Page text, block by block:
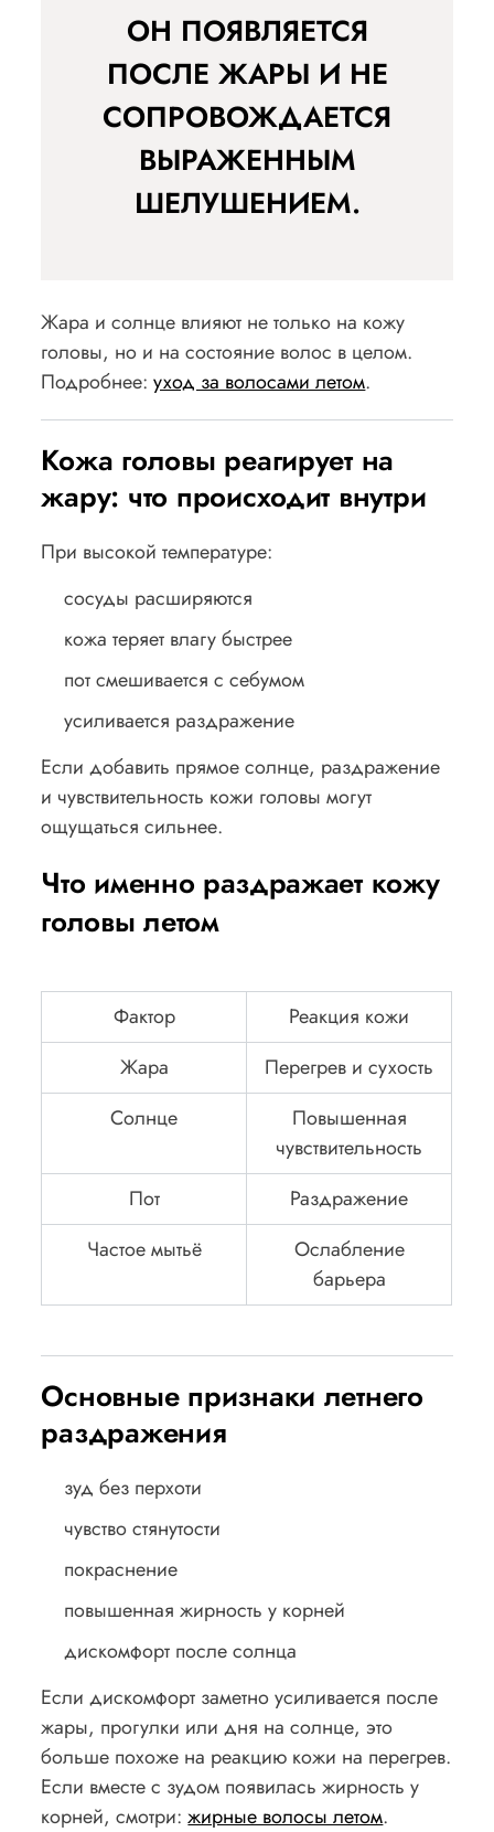
ОН ПОЯВЛЯЕТСЯ
ПОСЛЕ ЖАРЫ И НЕ
СОПРОВОЖДАЕТСЯ
ВЫРАЖЕННЫМ
ШЕЛУШЕНИЕМ.
Жара и солнце влияют не только на кожу
головы, но и на состояние волос в целом.
Подробнее:уход за волосами летом.
Кожа головы реагирует на
жару: что происходит внутри
При высокой температуре:
сосуды расширяются
кожа теряет влагу быстрее
пот смешивается с себумом
усиливается раздражение
Если добавить прямое солнце, раздражение
и чувствительность кожи головы могут
ощущаться сильнее.
Что именно раздражает кожу
головы летом
Фактор
Реакция кожи
Жара
Перегрев и сухость
Солнце
Повышенная
чувствительность
Пот
Раздражение
Частое мытьё
Ослабление
барьера
Основные признаки летнего
раздражения
зуд без перхоти
чувство стянутости
покраснение
повышенная жирность у корней
дискомфорт после солнца
Если дискомфорт заметно усиливается после
жары, прогулки или дня на солнце, это
больше похоже на реакцию кожи на перегрев.
Если вместе с зудом появилась жирность у
корней, смотри:жирные волосы летом.